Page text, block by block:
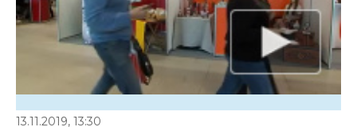
13.11.2019, 13:30